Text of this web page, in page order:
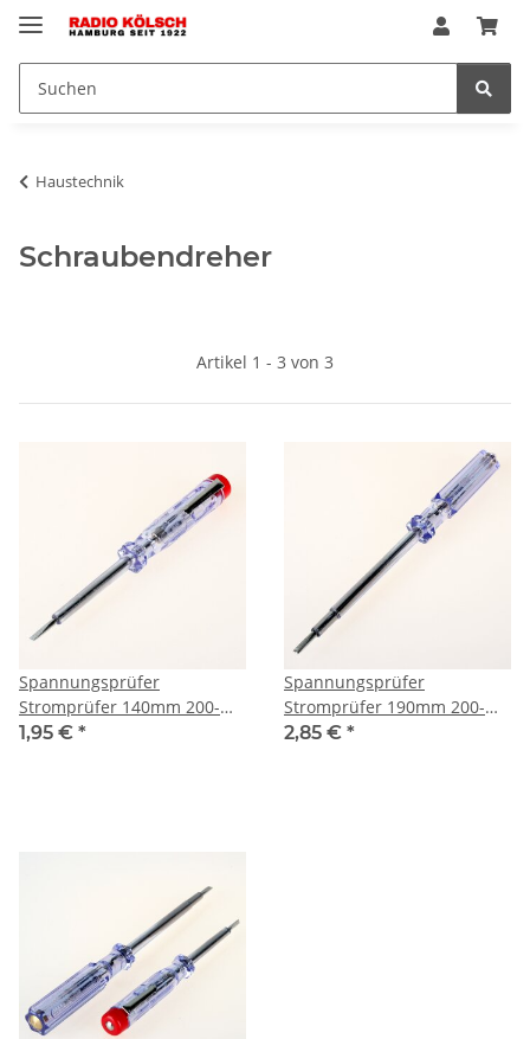
Haustechnik
Schraubendreher
Artikel 1 - 3 von 3
Spannungsprüfer
Stromprüfer 140mm 200-
250V Tüv/GS geprüft
1,95 € *
Spannungsprüfer
Stromprüfer 190mm 200-
250V Tüv/GS geprüft
2,85 € *